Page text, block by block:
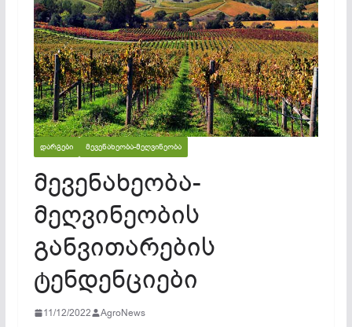
ᲓᲐᲠᲒᲔᲑᲘ ᲛᲔᲕᲔᲜᲐᲮᲔᲝᲑᲐ-ᲛᲔᲦᲕᲘᲜᲔᲝᲑᲐ
მევენახეობა-
მეღვინეობის
განვითარების
ტენდენციები
11/12/2022 AgroNews